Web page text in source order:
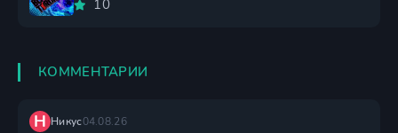
10
КОММЕНТАРИИ
Н Никус04.08.26